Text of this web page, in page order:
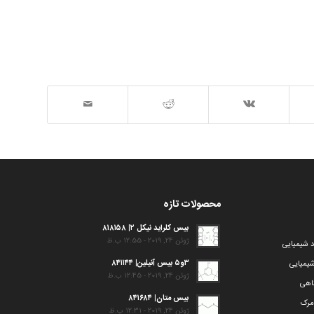
شیمیایی
مرک
محصولات تازه
بیس کلراید نیکل ۲| ۸۱۸۱۵۸
ژوئن 24, 2019 - 12:55 ب.ظ
۳و۵ بیس آنیلین| ۸۴۱۱۴۴
ژوئن 24, 2019 - 12:45 ب.ظ
بیس متان| ۸۴۱۶۸۴
ژوئن 24, 2019 - 12:31 ب.ظ